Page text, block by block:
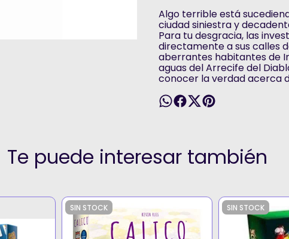
Algo terrible está
ciudad siniestra y
Para tu desgracia, las
directamente a sus calles
aberrantes habitantes de
aguas del Arrecife del
conocer la verdad acerca
Te puede interesar también
SIN STOCK SIN STOCK